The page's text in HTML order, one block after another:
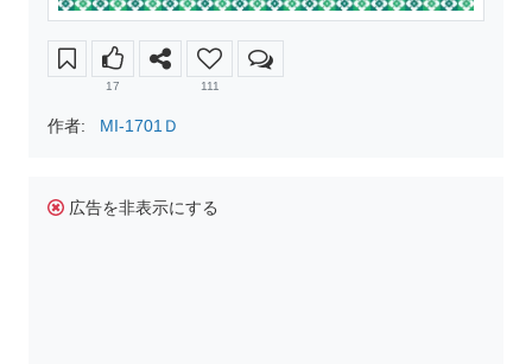
17 111
作者: MI-1701Ｄ
広告を非表示にする